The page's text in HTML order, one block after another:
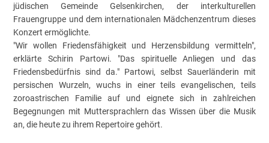
jüdischen Gemeinde Gelsenkirchen, der interkulturellen
Frauengruppe und dem internationalen Mädchenzentrum dieses
Konzert ermöglichte.
"Wir wollen Friedensfähigkeit und Herzensbildung vermitteln",
erklärte Schirin Partowi. "Das spirituelle Anliegen und das
Friedensbedürfnis sind da." Partowi, selbst Sauerländerin mit
persischen Wurzeln, wuchs in einer teils evangelischen, teils
zoroastrischen Familie auf und eignete sich in zahlreichen
Begegnungen mit Muttersprachlern das Wissen über die Musik
an, die heute zu ihrem Repertoire gehört.